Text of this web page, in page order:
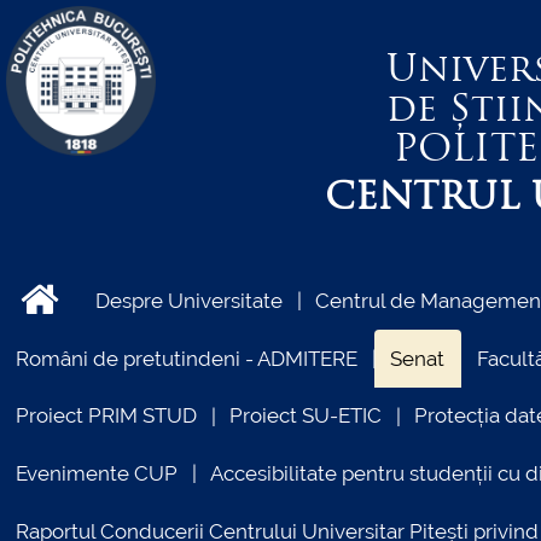
de
CENTRUL
Despre Universitate Centrul de
Români de pretutindeni - ADMITERE Senat
Proiect PRIM STUD Proiect SU-ETIC Protecția
Evenimente CUP Accesibilitate pentru studenții cu
Raportul Conducerii Centrului Universitar Pitești